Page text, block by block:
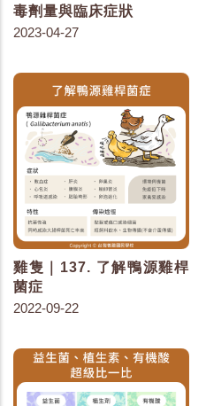
毒劑量與臨床症狀
2023-04-27
雞隻｜137. 了解鴨源雞桿
菌症
2022-09-22